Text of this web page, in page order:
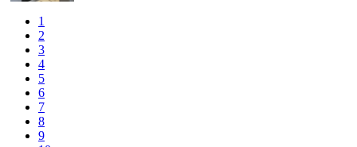
1
2
3
4
5
6
7
8
9